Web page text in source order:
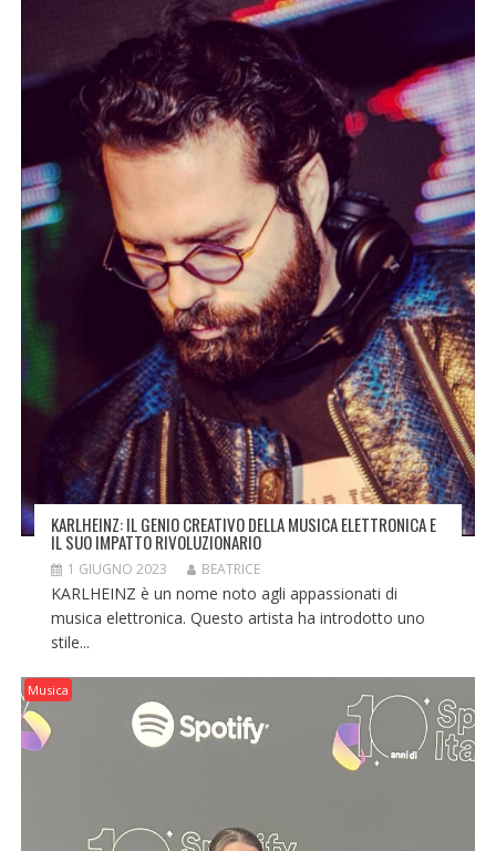
KARLHEINZ: IL GENIO CREATIVO DELLA MUSICA ELETTRONICA E
IL SUO IMPATTO RIVOLUZIONARIO
1 GIUGNO 2023 BEATRICE
KARLHEINZ è un nome noto agli appassionati di
musica elettronica. Questo artista ha introdotto uno
stile...
Musica